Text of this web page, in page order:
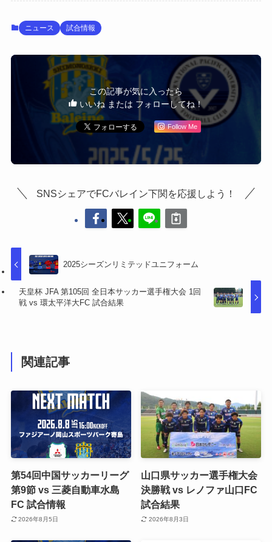
ニュース 試合情報
この記事が気に入ったら
いいね または フォローしてね！
Follow Me
SNSシェアでFCバレイン下関を応援しよう！
2025シーズンリミテッドユニフォーム
天皇杯 JFA 第105回 全日本サッカー選手権大会 1回
戦 vs 環太平洋大FC 試合結果
関連記事
第54回中国サッカーリーグ
第9節 vs 三菱自動車水島
FC 試合情報
2026年8月5日
山口県サッカー選手権大会
決勝戦 vs レノファ山口FC
試合結果
2026年8月3日